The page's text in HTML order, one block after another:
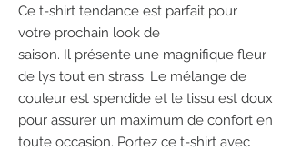
Ce t-shirt tendance est parfait pour
votre prochain look de
saison. Il présente une magnifique fleur
de lys tout en strass. Le mélange de
couleur est spendide et le tissu est doux
pour assurer un maximum de confort en
toute occasion. Portez ce t-shirt avec